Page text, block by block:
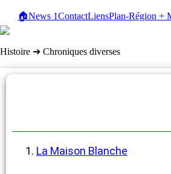
🏠News 1ContactLiensPlan-Région +
Histoire ➔ Chroniques diverses
La Maison Blanche